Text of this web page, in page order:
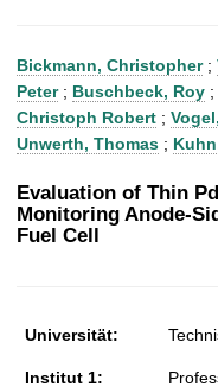
Bickmann, Christopher;
Peter; Buschbeck, Roy ;
Christoph Robert ;
Unwerth, Thomas ;
Evaluation of Thin
Monitoring Anode-
Fuel Cell
Universität:
Institut 1: